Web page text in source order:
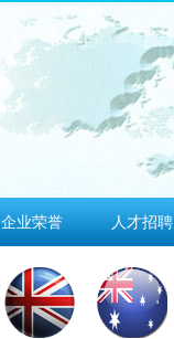
企业荣誉 人才招聘